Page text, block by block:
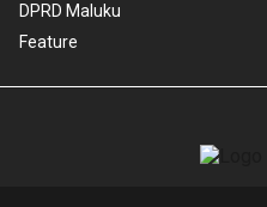
DPRD Maluku
Feature